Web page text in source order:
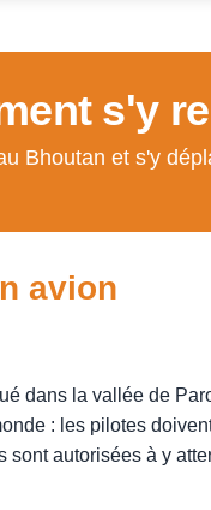
s'y
Bhoutan et s'y
avion
dans la vallée de
: les pilotes
sont autorisées à y